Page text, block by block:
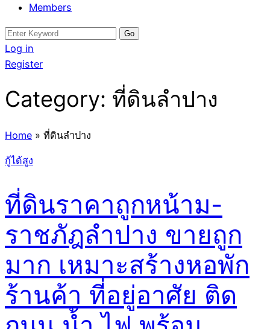
Members
Search
for:
Log in
Register
Category: ที่ดินลำปาง
Home » ที่ดินลำปาง
กู้ได้สูง
ที่ดินราคาถูกหน้าม-
ราชภัฎลำปาง ขายถูก
มาก เหมาะสร้างหอพัก
ร้านค้า ที่อยู่อาศัย ติด